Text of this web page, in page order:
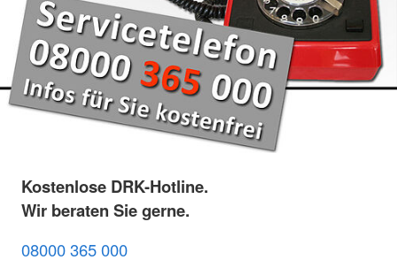
Kostenlose DRK-Hotline.
Wir beraten Sie gerne.
08000 365 000